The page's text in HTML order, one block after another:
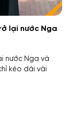
lại nước Nga
nước Nga và
kéo dài vài